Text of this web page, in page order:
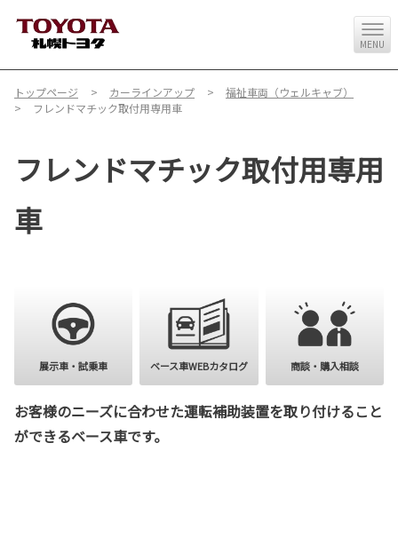
MENU
トップページ カーラインアップ
福祉車両（ウェルキャブ）
フレンドマチック取付用専用車
フレンドマチック取付用専用
車
展示車・試乗車 ベース車WEBカタログ 商談・購入相談
お客様のニーズに合わせた運転補助装置を取り付けること
ができるベース車です。